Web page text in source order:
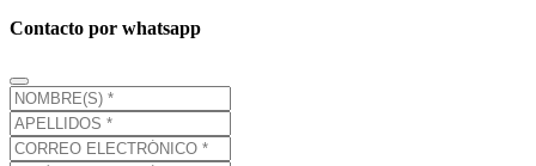
Contacto por whatsapp